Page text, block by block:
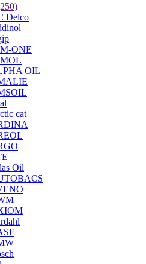
Delco
ONE
OIL
cat
Oil